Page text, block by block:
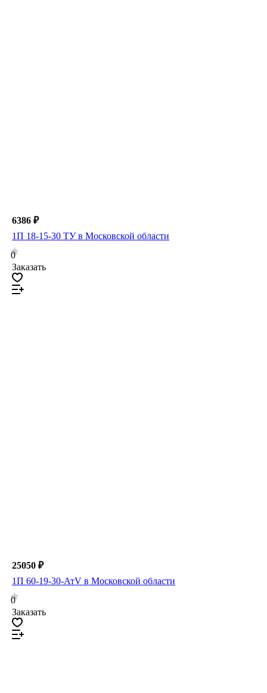
6386 ₽
1П 18-15-30 ТУ в Московской области
0
Заказать
25050 ₽
1П 60-19-30-АтV в Московской области
0
Заказать